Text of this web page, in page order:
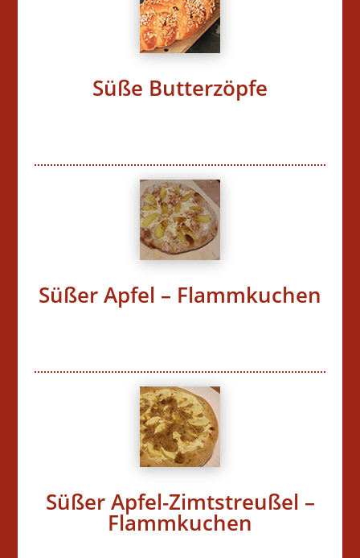
Süße Butterzöpfe
Süßer Apfel – Flammkuchen
Süßer Apfel-Zimtstreußel –
Flammkuchen